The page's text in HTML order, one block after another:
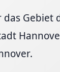
Gebiet